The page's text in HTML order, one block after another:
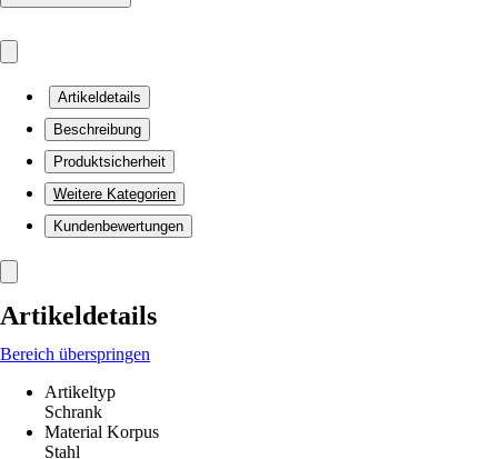
Artikeldetails
Beschreibung
Produktsicherheit
Weitere Kategorien
Kundenbewertungen
Artikeldetails
Bereich überspringen
Artikeltyp
Schrank
Material Korpus
Stahl